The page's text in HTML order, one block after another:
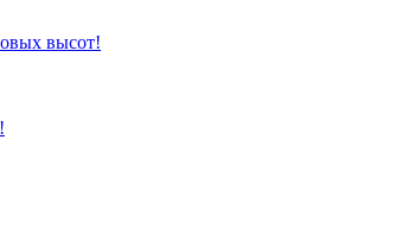
высот!